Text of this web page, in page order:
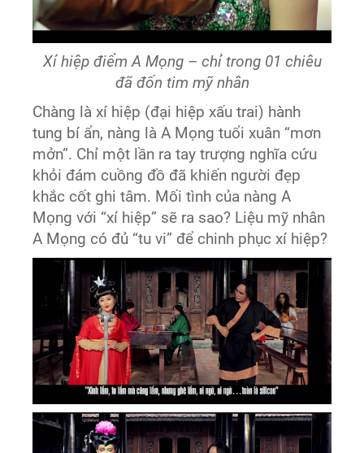
Xí hiệp điểm A Mọng – chỉ trong 01 chiêu
đã đốn tim mỹ nhân
Chàng là xí hiệp (đại hiệp xấu trai) hành
tung bí ẩn, nàng là A Mọng tuổi xuân “mơn
mởn”. Chỉ một lần ra tay trượng nghĩa cứu
khỏi đám cuồng đồ đã khiến người đẹp
khắc cốt ghi tâm. Mối tình của nàng A
Mọng với “xí hiệp” sẽ ra sao? Liệu mỹ nhân
A Mọng có đủ “tu vi” để chinh phục xí hiệp?